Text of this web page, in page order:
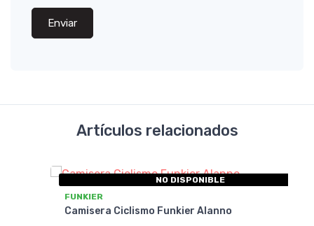
Enviar
Artículos relacionados
NO DISPONIBLE
FUNKIER
Camisera Ciclismo Funkier Alanno